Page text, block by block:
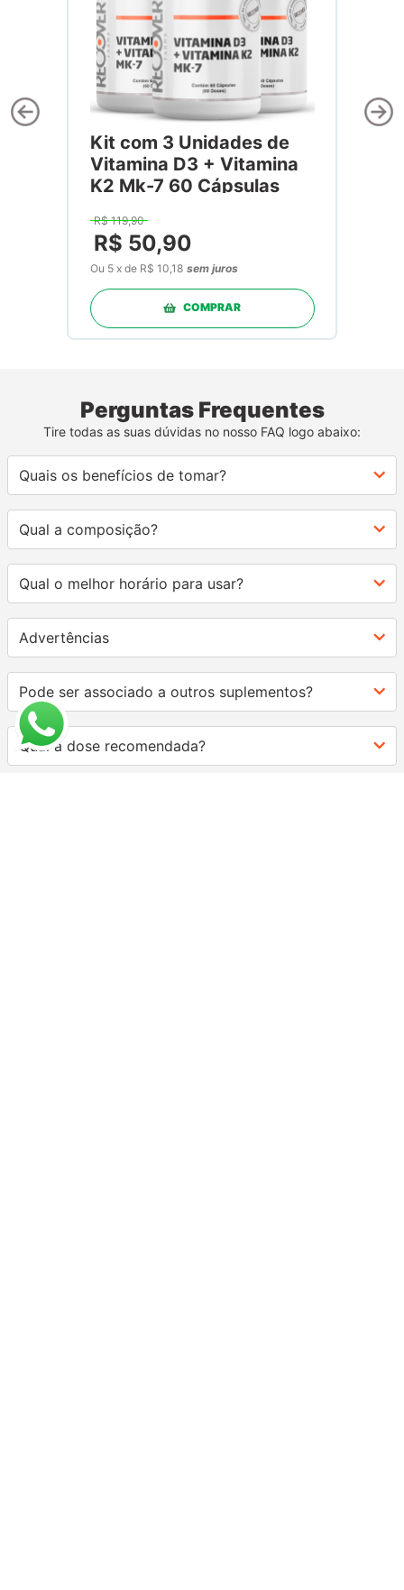
Kit com 3 Unidades de
Vitamina D3 + Vitamina
K2 Mk-7 60 Cápsulas
R$ 119,90
R$ 50,90
Ou 5 xde R$ 10,18 sem juros
COMPRAR
Perguntas Frequentes
Tire todas as suas dúvidas no nosso FAQ logo abaixo:
Quais os benefícios de tomar?
Qual a composição?
Qual o melhor horário para usar?
Advertências
Pode ser associado a outros suplementos?
Qual a dose recomendada?